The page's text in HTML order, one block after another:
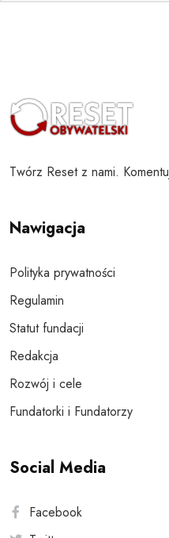
Twórz Reset z nami.
Nawigacja
Polityka prywatności
Regulamin
Statut fundacji
Redakcja
Rozwój i cele
Fundatorki i Fundatorzy
Social Media
Facebook